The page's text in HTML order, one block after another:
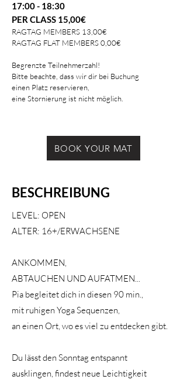
17:00 - 18:30
PER CLASS 15,00€
RAGTAG MEMBERS 13,00€
RAGTAG FLAT MEMBERS 0,00€
Begrenzte Teilnehmerzahl!
Bitte beachte, dass wir dir bei Buchung
einen Platz reservieren,
eine Stornierung ist nicht möglich.
BOOK YOUR MAT
BESCHREIBUNG
LEVEL: OPEN
ALTER: 16+/ERWACHSENE
ANKOMMEN,
ABTAUCHEN UND AUFATMEN...
Pia begleitet dich in diesen 90 min.,
mit ruhigen Yoga Sequenzen,
an einen Ort, wo es viel zu entdecken gibt.
Du lässt den Sonntag entspannt
ausklingen, findest neue Leichtigkeit